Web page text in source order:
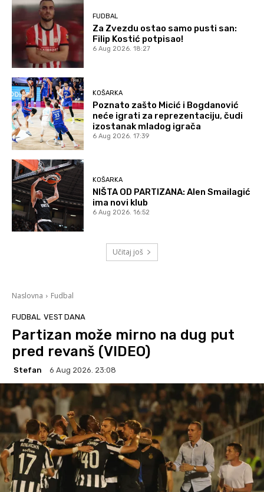
FUDBAL
Za Zvezdu ostao samo pusti san:
Filip Kostić potpisao!
6 Aug 2026. 18:27
KOŠARKA
Poznato zašto Micić i Bogdanović
neće igrati za reprezentaciju, čudi
izostanak mladog igrača
6 Aug 2026. 17:39
KOŠARKA
NIŠTA OD PARTIZANA: Alen Smailagić
ima novi klub
6 Aug 2026. 16:52
Učitaj još